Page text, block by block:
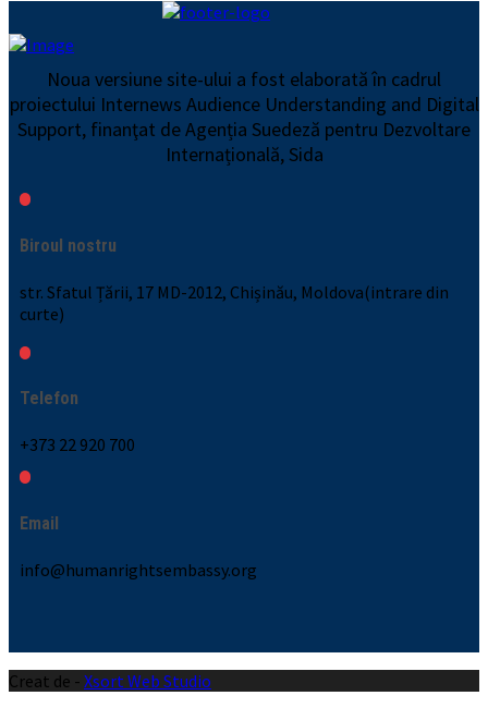
Noua versiune site-ului a fost elaborată în cadrul
proiectului Internews Audience Understanding and Digital
Support, finanţat de Agenția Suedeză pentru Dezvoltare
Internațională, Sida
Biroul nostru
str. Sfatul Țării, 17 MD-2012, Chișinău, Moldova(intrare din
curte)
Telefon
+373 22 920 700
Email
info@humanrightsembassy.org
Creat de - Xsort Web Studio